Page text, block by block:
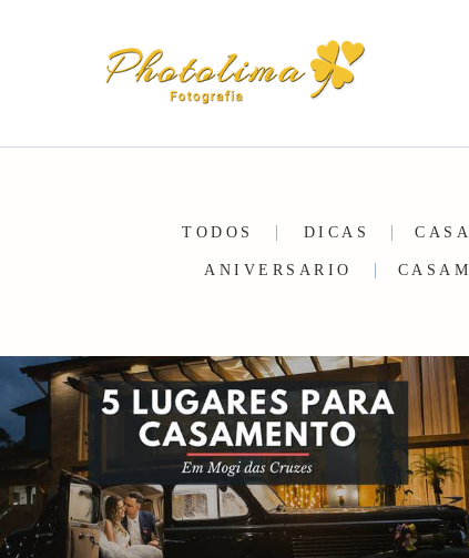
TODOS DICAS
ANIVERSARIO